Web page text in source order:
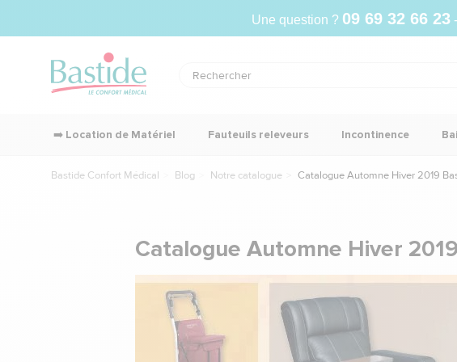
Une question ? 09 69 32 66 23-
➡️ Location de Matériel Fauteuils releveurs Incontinence
Bastide Confort Médical Blog Notre catalogue Catalogue Automne Hiver 2019
Catalogue Automne Hiver